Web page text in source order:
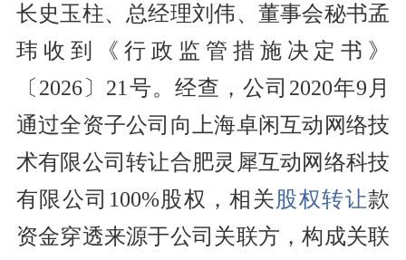
长史玉柱、总经理刘伟、董事会秘书孟
玮收到《行政监管措施决定书》
〔2026〕21号。经查，公司2020年9月
通过全资子公司向上海卓闲互动网络技
术有限公司转让合肥灵犀互动网络科技
有限公司100%股权，相关股权转让款
资金穿透来源于公司关联方，构成关联